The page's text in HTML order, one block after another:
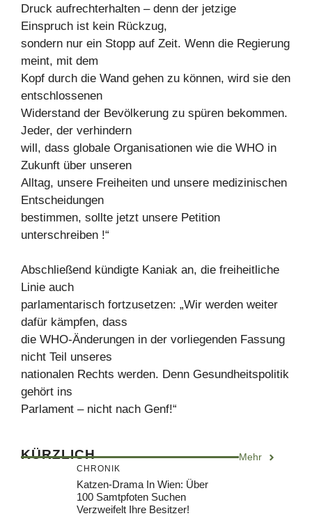
Druck aufrechterhalten – denn der jetzige
Einspruch ist kein Rückzug,
sondern nur ein Stopp auf Zeit. Wenn die Regierung
meint, mit dem
Kopf durch die Wand gehen zu können, wird sie den
entschlossenen
Widerstand der Bevölkerung zu spüren bekommen.
Jeder, der verhindern
will, dass globale Organisationen wie die WHO in
Zukunft über unseren
Alltag, unsere Freiheiten und unsere medizinischen
Entscheidungen
bestimmen, sollte jetzt unsere Petition
unterschreiben !“
Abschließend kündigte Kaniak an, die freiheitliche
Linie auch
parlamentarisch fortzusetzen: „Wir werden weiter
dafür kämpfen, dass
die WHO-Änderungen in der vorliegenden Fassung
nicht Teil unseres
nationalen Rechts werden. Denn Gesundheitspolitik
gehört ins
Parlament – nicht nach Genf!“
KÜRZLICH Mehr
CHRONIK
Katzen-Drama In Wien: Über
100 Samtpfoten Suchen
Verzweifelt Ihre Besitzer!